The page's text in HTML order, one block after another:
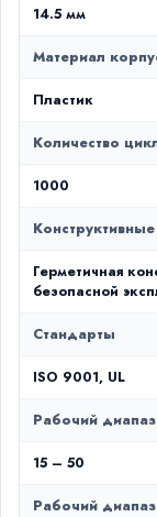
14.5 мм
Материал
Пластик
Количество
1000
Герметичная
безопасной
Стандарты
ISO 9001, UL
Рабочий
15 – 50
Рабочий